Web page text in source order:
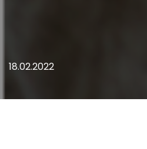
18.02.2022